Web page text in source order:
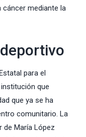
mediante la
para el
institución que
que ya se ha
comunitario. La
de María López